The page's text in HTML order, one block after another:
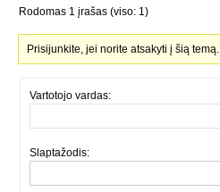
Rodomas 1 įrašas (viso: 1)
Prisijunkite, jei norite atsakyti į šią temą.
Vartotojo vardas:
Slaptažodis: